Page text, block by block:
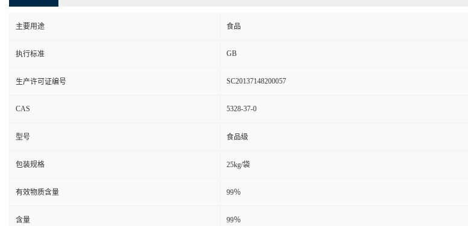
主要用途 食品
执行标准 GB
生产许可证编号 SC20137148200057
CAS 5328-37-0
型号 食品级
包装规格 25kg/袋
有效物质含量 99％
含量 99％